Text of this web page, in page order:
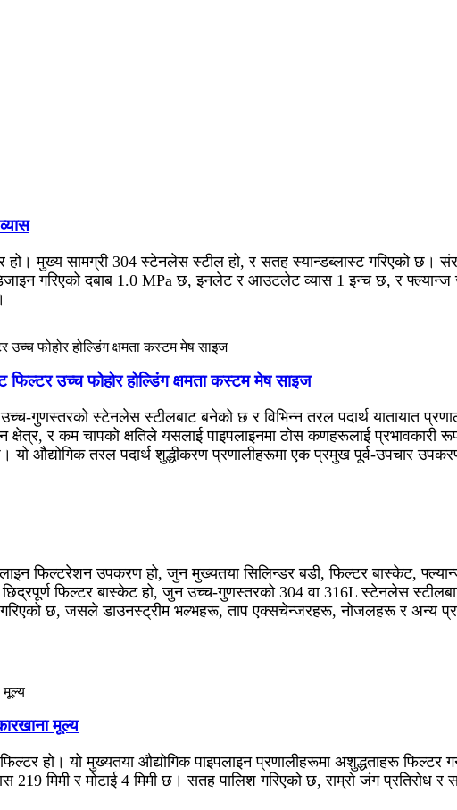
मुख्य सामग्री 304 स्टेनलेस स्टील हो, र सतह स्यान्डब्लास्ट गरिएको छ।
गरिएको दबाब 1.0 MPa छ, इनलेट र आउटलेट व्यास 1 इन्च छ, र
उच्च फोहोर होल्डिंग क्षमता कस्टम मेष साइज
गुणस्तरको स्टेनलेस स्टीलबाट बनेको छ र विभिन्न तरल पदार्थ यातायात
र कम चापको क्षतिले यसलाई पाइपलाइनमा ठोस कणहरूलाई प्रभावकारी
औद्योगिक तरल पदार्थ शुद्धीकरण प्रणालीहरूमा एक प्रमुख पूर्व-उपचार
फिल्टरेशन उपकरण हो, जुन मुख्यतया सिलिन्डर बडी, फिल्टर बास्केट,
फिल्टर बास्केट हो, जुन उच्च-गुणस्तरको 304 वा 316L स्टेनलेस
गरिएको छ, जसले डाउनस्ट्रीम भल्भहरू, ताप एक्सचेन्जरहरू, नोजलहरू र अन्य
मूल्य
हो। यो मुख्यतया औद्योगिक पाइपलाइन प्रणालीहरूमा अशुद्धताहरू फिल्टर
मिमी र मोटाई 4 मिमी छ। सतह पालिश गरिएको छ, राम्रो जंग प्रतिरोध र